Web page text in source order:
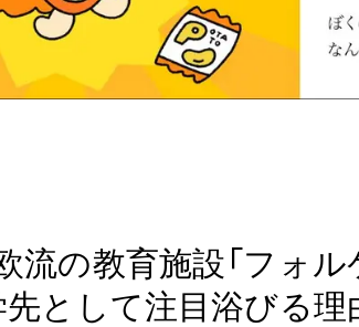
流の教育施設「フォ
として注目浴びる理